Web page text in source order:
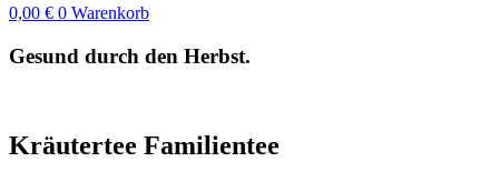
0,00 € 0 Warenkorb
Gesund durch den Herbst.
Kräutertee Familientee